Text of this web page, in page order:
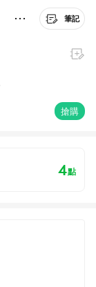
筆記
搶購
4點